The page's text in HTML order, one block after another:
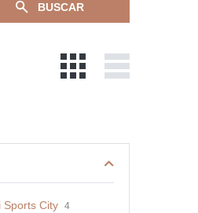
BUSCAR
Sports City 4